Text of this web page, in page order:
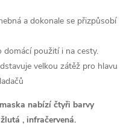
a dokonale se přizpůsobí
domácí použití i na cesty.
velkou zátěž pro hlavu
nabízí čtyři barvy
, infračervená.